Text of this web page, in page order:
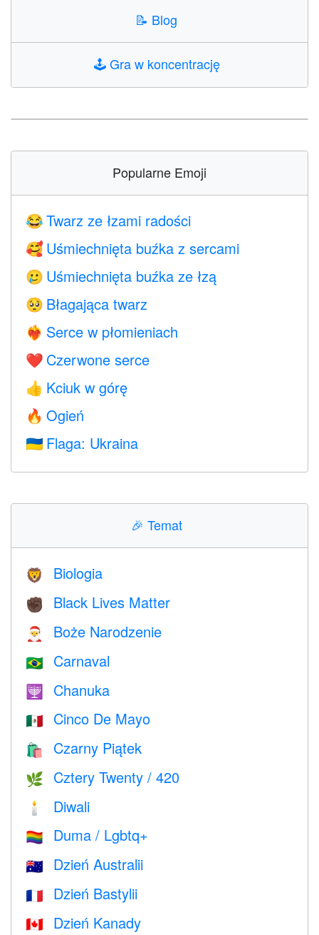
📝 Blog
🕹️Gra w koncentrację
Popularne Emoji
😂 Twarz ze łzami radości
🥰 Uśmiechnięta buźka z sercami
🥲 Uśmiechnięta buźka ze łzą
🥺 Błagająca twarz
❤️‍🔥 Serce w płomieniach
❤️ Czerwone serce
👍 Kciuk w górę
🔥 Ogień
🇺🇦 Flaga: Ukraina
🎉 Temat
🦁 Biologia
✊🏿 Black Lives Matter
🎅 Boże Narodzenie
🇧🇷 Carnaval
🕎 Chanuka
🇲🇽 Cinco De Mayo
🛍 Czarny Piątek
🌿 Cztery Twenty / 420
🕯 Diwali
🏳️‍🌈 Duma / Lgbtq+
🇦🇺 Dzień Australii
🇫🇷 Dzień Bastylii
🇨🇦 Dzień Kanady